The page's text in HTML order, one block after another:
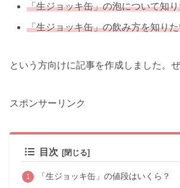
「生ジョッキ缶」の泡について知
「生ジョッキ缶」の飲み方を知り
という方向けに記事を作成しました。
スポンサーリンク
目次
「生ジョッキ缶」の値段はいくら？